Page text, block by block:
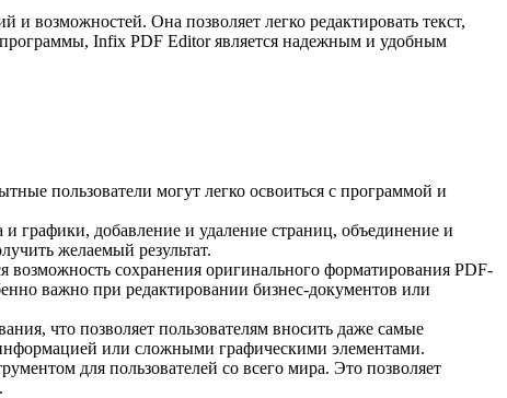
возможностей. Она позволяет легко редактировать текст,
Infix PDF Editor является надежным и удобным
пользователи могут легко освоиться с программой и
графики, добавление и удаление страниц, объединение и
желаемый результат.
сохранения оригинального форматирования PDF-
важно при редактировании бизнес-документов или
что позволяет пользователям вносить даже самые
или сложными графическими элементами.
для пользователей со всего мира. Это позволяет